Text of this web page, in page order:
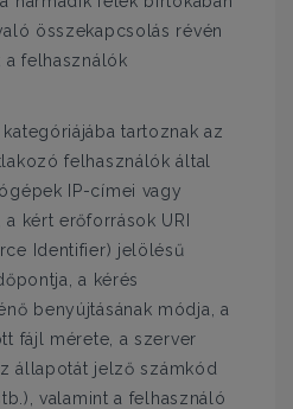
összekapcsolás révén
a felhasználók
tartoznak az
felhasználók által
IP-címei vagy
kért erőforrások URI
Identifier) jelölésű
a kérés
benyújtásának módja, a
fájl mérete, a szerver
állapotát jelző számkód
valamint a felhasználó